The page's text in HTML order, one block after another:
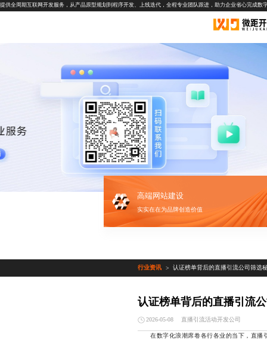
提供全周期互联网开发服务，从产品原型规划到程序开发、上线迭代，全程专业团队跟进，助力企业省心完成数
高端网站建设
实实在在为品牌创造价值
行业资讯 > 认证榜单背后的直播引流公司筛选
认证榜单背后的直播引流
2026-05-08 直播引流活动开发公司
在数字化浪潮席卷各行各业的当下，直播